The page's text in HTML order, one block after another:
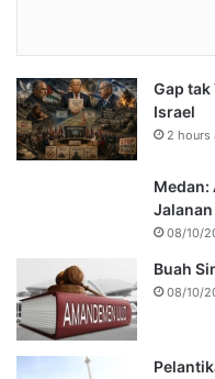
Gap
Israel
2 hours
Medan:
Jalanan
08/10/
Buah
08/10/